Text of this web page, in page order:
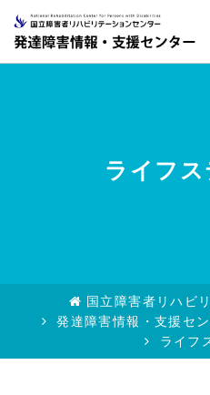
ライフス
国立障害者リハビ
発達障害情報・支援セ
ライフ